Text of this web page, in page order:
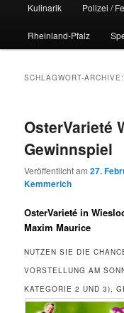
Kulinarik Polizei /
Rheinland-Pfalz
SCHLAGWORT-
OsterVarieté
Gewinnspiel
Veröffentlicht am27.
Kemmerich
OsterVarieté in
Maxim Maurice
NUTZEN SIE DIE
VORSTELLUNG AM
KATEGORIE 2 UND 3),